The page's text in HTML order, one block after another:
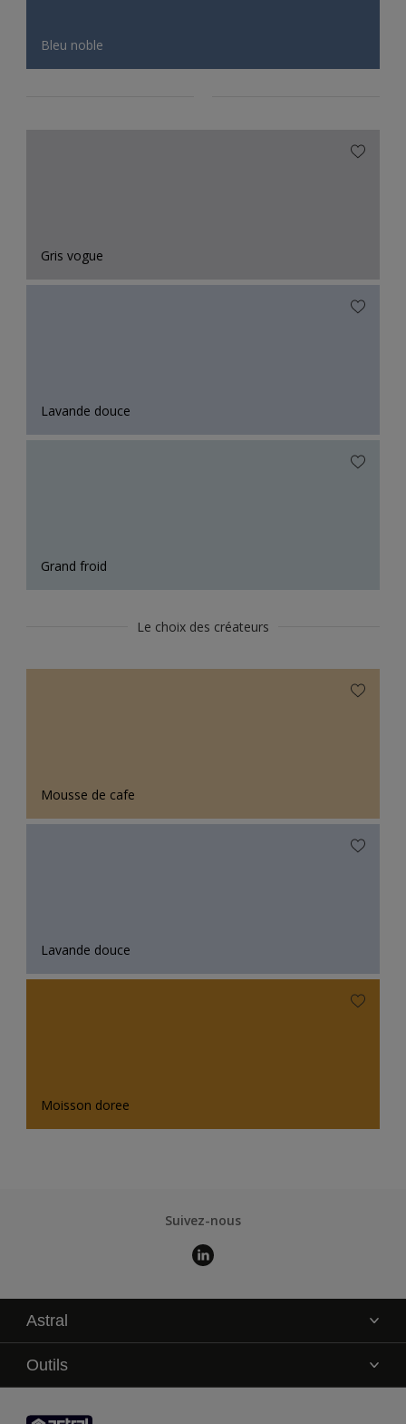
Bleu noble
Gris vogue
Lavande douce
Grand froid
Le choix des créateurs
Mousse de cafe
Lavande douce
Moisson doree
Suivez-nous
Astral
La marque
Service technique
Contact
Outils